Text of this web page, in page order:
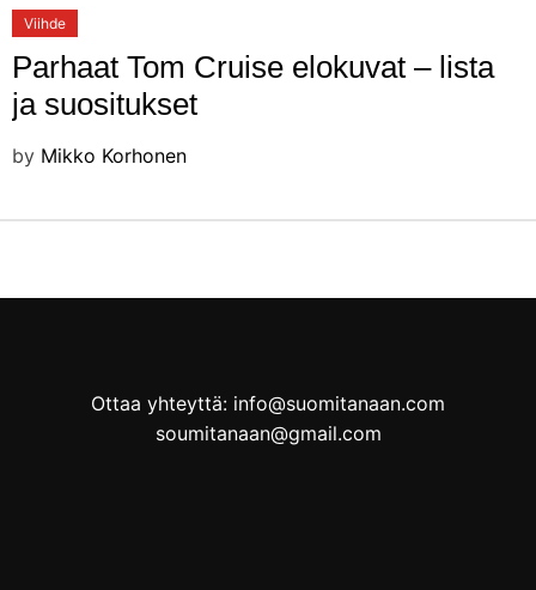
Viihde
Parhaat Tom Cruise elokuvat – lista
ja suositukset
by Mikko Korhonen
Ottaa yhteyttä: info@suomitanaan.com
soumitanaan@gmail.com